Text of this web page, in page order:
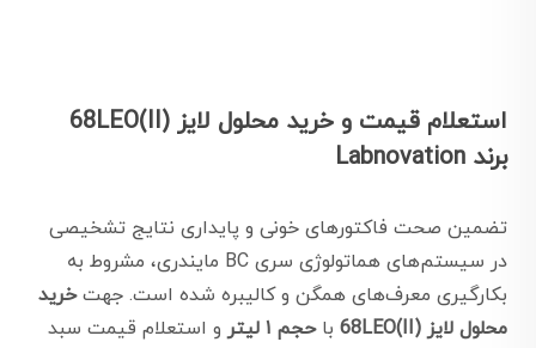
استعلام قیمت و خرید محلول لایز (68LEO(II
برند Labnovation
تضمین صحت فاکتورهای خونی و پایداری نتایج تشخیصی
در سیستم‌های هماتولوژی سری BC مایندری، مشروط به
بکارگیری معرف‌های همگن و کالیبره شده است. جهتخرید
محلول لایز (68LEO(II
باحجم ۱ لیتر
و استعلام قیمت سبد